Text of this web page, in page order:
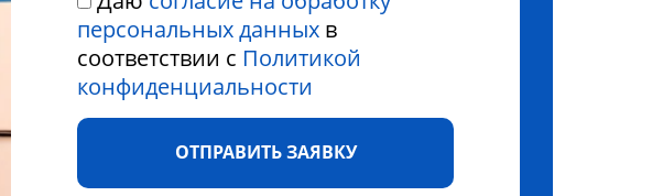
персональных данных в
соответствии с Политикой
конфиденциальности
ОТПРАВИТЬ ЗАЯВКУ